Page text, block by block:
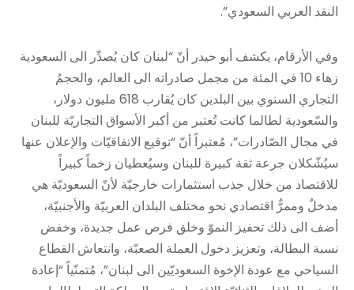
النقد العربي السعودي”.
وفي الأرقام، يكشف أبو حيدر أنّ “لبنان كان يُصدِّر الى السعودية
زهاء 10 في المئة من مجمل صادراته الى العالم، والحجمُ
التجاري السنوي بين البلدين كان يُقارب 618 مليون دولار،
والسّعودية لطالما كانت تُعتبر من أكبر الأسواق التجاريّة للبنان
في مجال الصّادرات”، مُعتبراً أنّ “توقيع الاتفاقيّات والإعلان عنها
سيُشّكلان جرعة ثقة كبيرة للبنان وسيُعطيان زخماً كبيراً
للاقتصاد من خلال جذب استثمارات خارجيّة لأنّ السعوديّة هي
مدخلٌ وممرٌّ اقتصادي نحو مختلف البلدان العربيّة والأجنبيّة،
أضف الى ذلك تحفيز النموّ وخلق فرص عمل جديدة، وخفض
نسبة البطالة، وتعزيز دخول العملة الصعبّة، وانتعاش القطاع
السياحي مع عودة الإخوة السعوديّين الى لبنان”، مُتمنّياً “إعادة